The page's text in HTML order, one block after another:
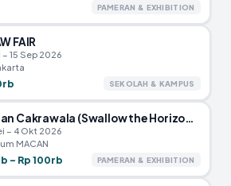
PAMERAN & EXHIBITION
FAIR
– 15 Sep 2026
SEKOLAH & KAMPUS
Menelan Cakrawala (Swallow the Horizon) – Museum MACAN
– 4 Okt 2026
MACAN
– Rp 100rb PAMERAN & EXHIBITION